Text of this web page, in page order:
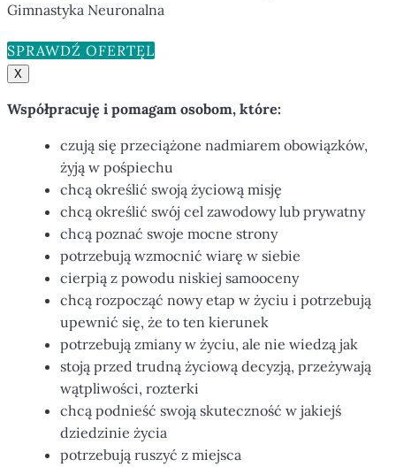
Gimnastyka Neuronalna
SPRAWDŹ OFERTĘ
X
Współpracuję i pomagam osobom, które:
czują się przeciążone nadmiarem obowiązków,
żyją w pośpiechu
chcą określić swoją życiową misję
chcą określić swój cel zawodowy lub prywatny
chcą poznać swoje mocne strony
potrzebują wzmocnić wiarę w siebie
cierpią z powodu niskiej samooceny
chcą rozpocząć nowy etap w życiu i potrzebują
upewnić się, że to ten kierunek
potrzebują zmiany w życiu, ale nie wiedzą jak
stoją przed trudną życiową decyzją, przeżywają
wątpliwości, rozterki
chcą podnieść swoją skuteczność w jakiejś
dziedzinie życia
potrzebują ruszyć z miejsca